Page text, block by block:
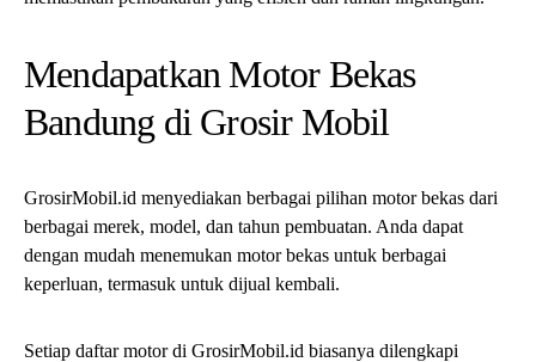
Mendapatkan Motor Bekas
Bandung di Grosir Mobil
GrosirMobil.id menyediakan berbagai pilihan motor bekas dari
berbagai merek, model, dan tahun pembuatan. Anda dapat
dengan mudah menemukan motor bekas untuk berbagai
keperluan, termasuk untuk dijual kembali.
Setiap daftar motor di GrosirMobil.id biasanya dilengkapi